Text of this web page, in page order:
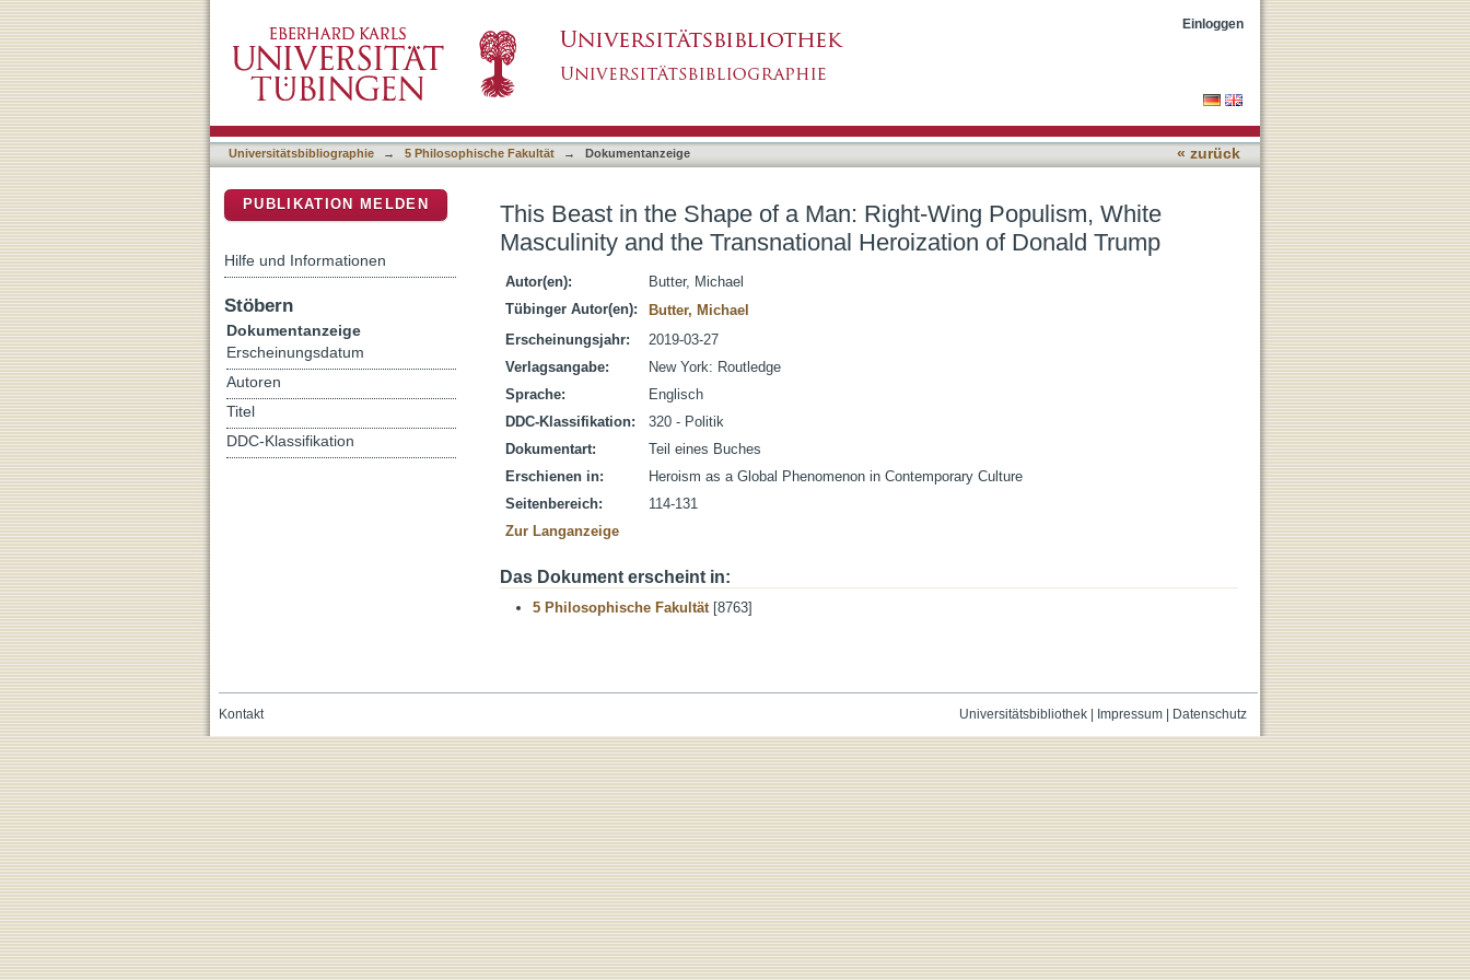
This Beast in the Shape of a Man: Right-Wing Populism, White Masculinity and the Transnational
Heroization of Donald Trump
Einloggen
Universitätsbibliographie → 5 Philosophische Fakultät → Dokumentanzeige « zurück
This Beast in the Shape of a Man: Right-Wing Populism, White
Masculinity and the Transnational Heroization of Donald Trump
Autor(en):
Butter, Michael
Tübinger Autor(en):
Butter, Michael
Erscheinungsjahr:
2019-03-27
Verlagsangabe:
New York: Routledge
Sprache:
Englisch
DDC-Klassifikation:
320 - Politik
Dokumentart:
Teil eines Buches
Erschienen in:
Heroism as a Global Phenomenon in Contemporary Culture
Seitenbereich:
114-131
Zur Langanzeige
Das Dokument erscheint in:
5 Philosophische Fakultät[8763]
PUBLIKATION MELDEN
Hilfe und Informationen
Stöbern
Dokumentanzeige
Erscheinungsdatum
Autoren
Titel
DDC-Klassifikation
Universitätsbibliothek| Impressum| Datenschutz
Kontakt